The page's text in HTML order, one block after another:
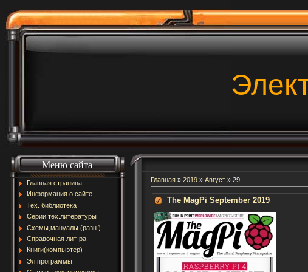
Меню сайта
Главная страница
Информация о сайте
Тех. библиотека
Серии тех.литературы
Схемы,мануалы (разн.)
Справочная лит-ра
Книги(компьютер)
Эл.программы
Главная» 2019 » Август » 29
The MagPi September 2019